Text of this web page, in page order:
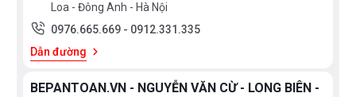
Loa - Đông Anh - Hà Nội
0976.665.669 - 0912.331.335
Dẫn đường
BEPANTOAN.VN - NGUYỄN VĂN CỪ - LONG BIÊN -